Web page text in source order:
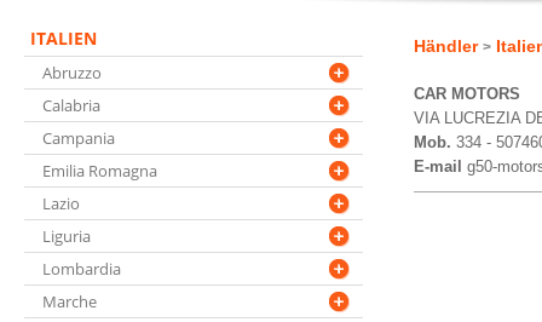
ITALIEN
Abruzzo
Calabria
Campania
Emilia Romagna
Lazio
Liguria
Lombardia
Marche
Händler >
CAR MOTORS
VIA LUCREZIA
Mob. 334 -
E-mail g50-